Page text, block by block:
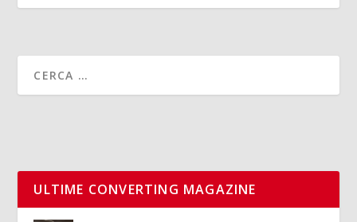
ULTIME CONVERTING MAGAZINE